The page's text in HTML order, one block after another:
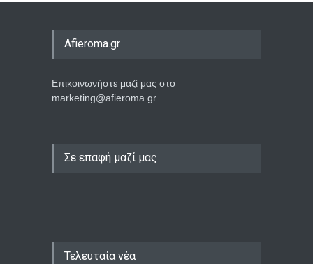
Afieroma.gr
Επικοινωνήστε μαζί μας στο
marketing@afieroma.gr
Σε επαφή μαζί μας
Τελευταία νέα